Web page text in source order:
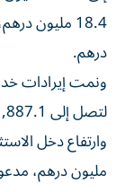
درهم.